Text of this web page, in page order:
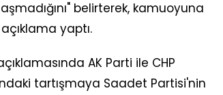
belirterek, kamuoyuna
açıklama yaptı.
AK Parti ile CHP
tartışmaya Saadet Partisi'nin